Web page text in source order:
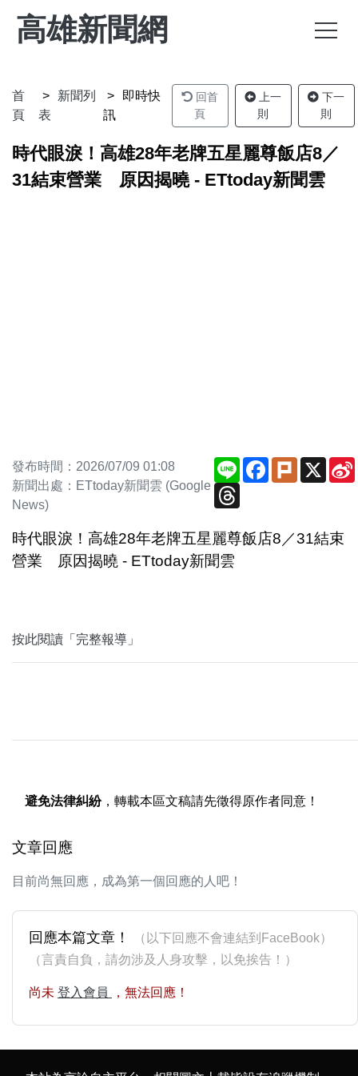
高雄新聞網
首
頁
新聞列
表
即時快
訊
回首
頁
上一
則
下一
則
時代眼淚！高雄28年老牌五星麗尊飯店8／
31結束營業 原因揭曉 - ETtoday新聞雲
發布時間：2026/07/09 01:08
新聞出處：ETtoday新聞雲 (Google
News)
Line Facebook
Plurk X
時代眼淚！高雄28年老牌五星麗尊飯店8／31結束
營業 原因揭曉 - ETtoday新聞雲
按此閱讀「完整報導」
避免法律糾紛，轉載本區文稿請先徵得原作者同意！
文章回應
目前尚無回應，成為第一個回應的人吧！
回應本篇文章！
（以下回應不會連結到FaceBook）
（言責自負，請勿涉及人身攻擊，以免挨告！）
尚未 登入會員 ，無法回應！